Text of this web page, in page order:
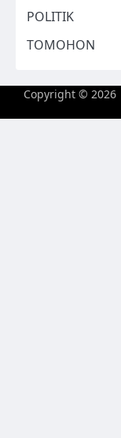
POLITIK
TOMOHON
Copyright © 2026